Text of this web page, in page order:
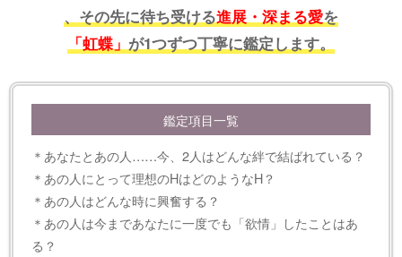
、その先に待ち受ける進展・深まる愛を
「虹蝶」 が1つずつ丁寧に鑑定します。
鑑定項目一覧
＊あなたとあの人……今、2人はどんな絆で結ばれている？
＊あの人にとって理想のHはどのようなH？
＊あの人はどんな時に興奮する？
＊あの人は今まであなたに一度でも「欲情」したことはあ
る？